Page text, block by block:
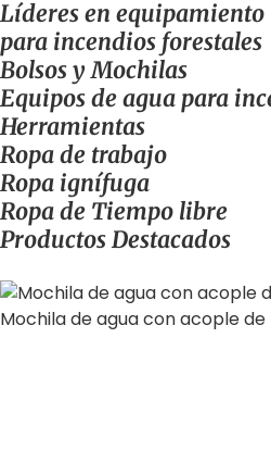
Líderes en equipamiento
para incendios forestales
Bolsos y Mochilas
Equipos de agua para
Herramientas
Ropa de trabajo
Ropa ignífuga
Ropa de Tiempo libre
Productos Destacados
Mochila de agua con acople